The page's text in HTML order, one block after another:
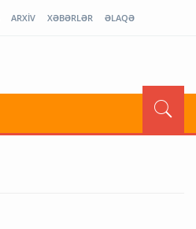
ARXİV XƏBƏRLƏR ƏLAQƏ